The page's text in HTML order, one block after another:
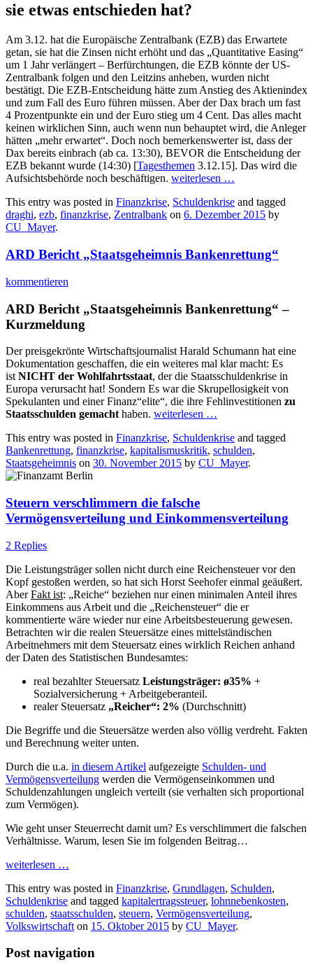
sie etwas entschieden hat?
Am 3.12. hat die Europäische Zentralbank (EZB) das Erwartete
getan, sie hat die Zinsen nicht erhöht und das „Quantitative Easing“
um 1 Jahr verlängert – Berfürchtungen, die EZB könnte der US-
Zentralbank folgen und den Leitzins anheben, wurden nicht
bestätigt. Die EZB-Entscheidung hätte zum Anstieg des Aktienindex
und zum Fall des Euro führen müssen. Aber der Dax brach um fast
4 Prozentpunkte ein und der Euro stieg um 4 Cent. Das alles macht
keinen wirklichen Sinn, auch wenn nun behauptet wird, die Anleger
hätten „mehr erwartet“. Doch noch bemerkenswerter ist, dass der
Dax bereits einbrach (ab ca. 13:30), BEVOR die Entscheidung der
EZB bekannt wurde (14:30) [Tagesthemen 3.12.15]. Das wird die
Aufsichtsbehörde noch beschäftigen. weiterlesen …
This entry was posted in Finanzkrise, Schuldenkrise and tagged
draghi, ezb, finanzkrise, Zentralbank on 6. Dezember 2015 by
CU_Mayer.
ARD Bericht „Staatsgeheimnis Bankenrettung“
kommentieren
ARD Bericht „Staatsgeheimnis Bankenrettung“ –
Kurzmeldung
Der preisgekrönte Wirtschaftsjournalist Harald Schumann hat eine
Dokumentation geschaffen, die ein weiteres mal klar macht: Es
ist NICHT der Wohlfahrtsstaat, der die Staatsschuldenkrise in
Europa verursacht hat! Sondern Es war die Skrupellosigkeit von
Spekulanten und einer Finanz“elite“, die ihre Fehlinvestitionen zu
Staatsschulden gemacht haben. weiterlesen …
This entry was posted in Finanzkrise, Schuldenkrise and tagged
Bankenrettung, finanzkrise, kapitalismuskritik, schulden,
Staatsgeheimnis on 30. November 2015 by CU_Mayer.
Steuern verschlimmern die falsche
Vermögensverteilung und Einkommensverteilung
2 Replies
Die Leistungsträger sollen nicht durch eine Reichensteuer vor den
Kopf gestoßen werden, so hat sich Horst Seehofer einmal geäußert.
AberFakt ist: „Reiche“ beziehen nur einen minimalen Anteil ihres
Einkommens aus Arbeit und die „Reichensteuer“ die er
kommentierte wäre wieder nur eine Arbeitsbesteuerung gewesen.
Betrachten wir die realen Steuersätze eines mittelständischen
Arbeitnehmers mit dem Steuersatz eines wirklich Reichen anhand
der Daten des Statistischen Bundesamtes:
real bezahlter Steuersatz Leistungsträger: ø35% +
Sozialversicherung + Arbeitgeberanteil.
realer Steuersatz „Reicher“: 2% (Durchschnitt)
Die Begriffe und die Steuersätze werden also völlig verdreht. Fakten
und Berechnung weiter unten.
Durch die u.a. in diesem Artikel aufgezeigte Schulden- und
Vermögensverteilung werden die Vermögenseinkommen und
Schuldenzahlungen ungleich verteilt (sie verhalten sich proportional
zum Vermögen).
Wie geht unser Steuerrecht damit um? Es verschlimmert die falschen
Verhältnisse. Warum, lesen Sie im folgenden Beitrag…
weiterlesen …
This entry was posted in Finanzkrise, Grundlagen, Schulden,
Schuldenkrise and tagged kapitalertragssteuer, lohnnebenkosten,
schulden, staatsschulden, steuern, Vermögensverteilung,
Volkswirtschaft on 15. Oktober 2015 by CU_Mayer.
Post navigation